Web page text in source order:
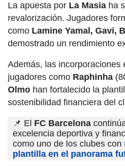
La apuesta por La Masia ha
revalorización. Jugadores
como Lamine Yamal, Gavi,
demostrado un rendimiento
Además, las incorporaciones
jugadores como Raphinha
Olmo han fortalecido la
sostenibilidad financiera del
📌 El FC Barcelona
excelencia deportiva y
como uno de los clubes con
plantilla en el panorama